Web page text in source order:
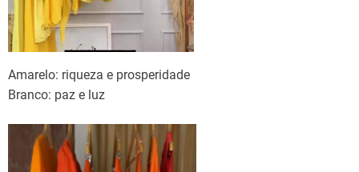
Amarelo: riqueza e prosperidade
Branco: paz e luz